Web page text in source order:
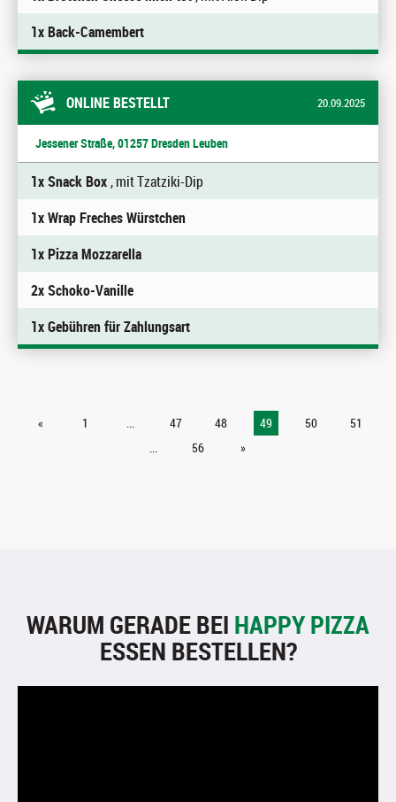
1x Back-Camembert
ONLINE BESTELLT 20.09.2025
Jessener Straße, 01257 Dresden Leuben
1x Snack Box, mit Tzatziki-Dip
1x Wrap Freches Würstchen
1x Pizza Mozzarella
2x Schoko-Vanille
1x Gebühren für Zahlungsart
« 1 ... 47 48 49 50
51
...
56 »
WARUM GERADE BEI HAPPY PIZZA
ESSEN BESTELLEN?